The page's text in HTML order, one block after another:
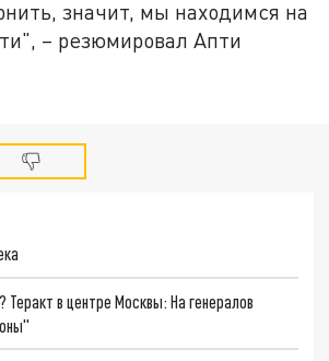
значит, мы находимся на
– резюмировал Апти
в центре Москвы: На генералов